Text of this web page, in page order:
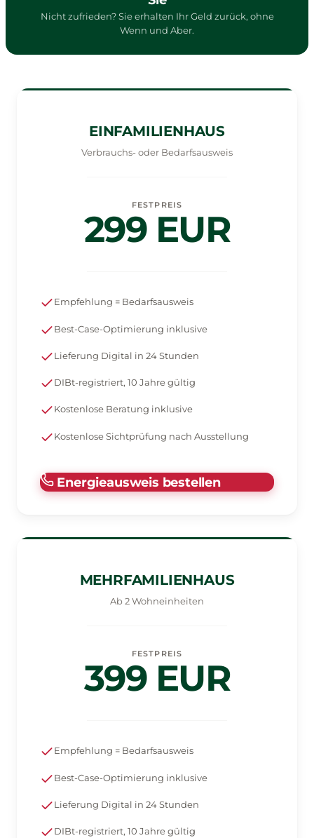
Nicht zufrieden? Sie erhalten Ihr Geld zurück, ohne
Wenn und Aber.
EINFAMILIENHAUS
Verbrauchs- oder Bedarfsausweis
FESTPREIS
299 EUR
Empfehlung = Bedarfsausweis
Best-Case-Optimierung inklusive
Lieferung Digital in 24 Stunden
DIBt-registriert, 10 Jahre gültig
Kostenlose Beratung inklusive
Kostenlose Sichtprüfung nach Ausstellung
Energieausweis bestellen
MEHRFAMILIENHAUS
Ab 2 Wohneinheiten
FESTPREIS
399 EUR
Empfehlung = Bedarfsausweis
Best-Case-Optimierung inklusive
Lieferung Digital in 24 Stunden
DIBt-registriert, 10 Jahre gültig